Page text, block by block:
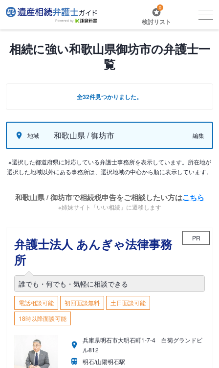
0
検討リスト
相続に強い和歌山県御坊市の弁護士一
覧
全32件見つかりました。
地域 和歌山県 / 御坊市 編集
※選択した都道府県に対応している弁護士事務所を表示しています。所在地が
選択した地域以外にある事務所は、選択地域の中心から順に表示しています。
和歌山県 / 御坊市で相続税申告をご相談したい方はこちら
※姉妹サイト「いい相続」に遷移します
弁護士法人 あんぎゃ法律事務
所
PR
誰でも・何でも・気軽に相談できる
電話相談可能 初回面談無料
土日面談可能
18時以降面談可能
兵庫県明石市大明石町1-7-4 白菊グランドビ
ル812
明石/山陽明石駅